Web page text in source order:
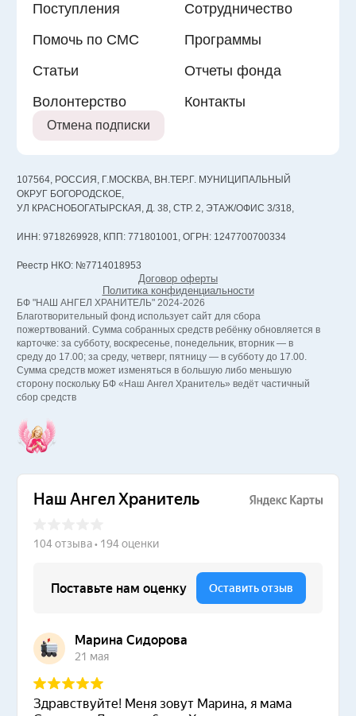
Поступления
Сотрудничество
Помочь по СМС
Программы
Статьи
Отчеты фонда
Волонтерство
Контакты
Отмена подписки
107564, РОССИЯ, Г.МОСКВА, ВН.ТЕР.Г. МУНИЦИПАЛЬНЫЙ
ОКРУГ БОГОРОДСКОЕ,
УЛ КРАСНОБОГАТЫРСКАЯ, Д. 38, СТР. 2, ЭТАЖ/ОФИС 3/318,
ИНН: 9718269928, КПП: 771801001, ОГРН: 1247700700334
Реестр НКО: №7714018953
Договор оферты
Политика конфиденциальности
БФ "НАШ АНГЕЛ ХРАНИТЕЛЬ" 2024-2026
Благотворительный фонд использует сайт для сбора
пожертвований. Сумма собранных средств ребёнку обновляется в
карточке: за субботу, воскресенье, понедельник, вторник — в
среду до 17.00; за среду, четверг, пятницу — в субботу до 17.00.
Сумма средств может изменяться в большую либо меньшую
сторону поскольку БФ «Наш Ангел Хранитель» ведёт частичный
сбор средств